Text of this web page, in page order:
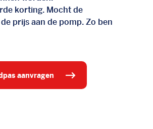
korting. Mocht de
prijs aan de pomp. Zo ben
aanvragen